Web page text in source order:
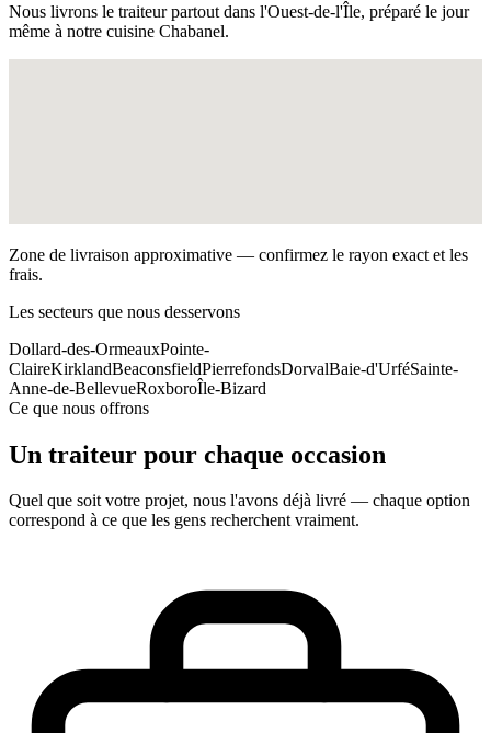
Nous livrons le traiteur partout dans l'Ouest-de-l'Île, préparé le jour
même à notre cuisine Chabanel.
Zone de livraison approximative — confirmez le rayon exact et les
frais.
Les secteurs que nous desservons
Dollard-des-OrmeauxPointe-
ClaireKirklandBeaconsfieldPierrefondsDorvalBaie-d'UrféSainte-
Anne-de-BellevueRoxboroÎle-Bizard
Ce que nous offrons
Un traiteur pour chaque occasion
Quel que soit votre projet, nous l'avons déjà livré — chaque option
correspond à ce que les gens recherchent vraiment.